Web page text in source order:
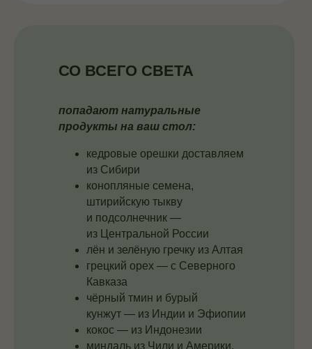
попадают натуральные
продукты на ваш стол:
кедровые орешки доставляем
из Сибири
конопляные семена,
штирийскую тыкву
и подсолнечник —
из Центральной России
лён и зелёную гречку из Алтая
грецкий орех — с Северного
Кавказа
чёрный тмин и бурый
кунжут — из Индии и Эфиопии
кокос — из Индонезии
миндаль из Чили и Америки.
СО ВСЕГО СВЕТА